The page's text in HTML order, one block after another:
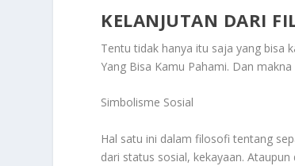
KELANJUTAN DARI
Tentu tidak hanya itu saja yang bisa
Yang Bisa Kamu Pahami. Dan
Simbolisme Sosial
Hal satu ini dalam filosofi tentang
dari status sosial, kekayaan.